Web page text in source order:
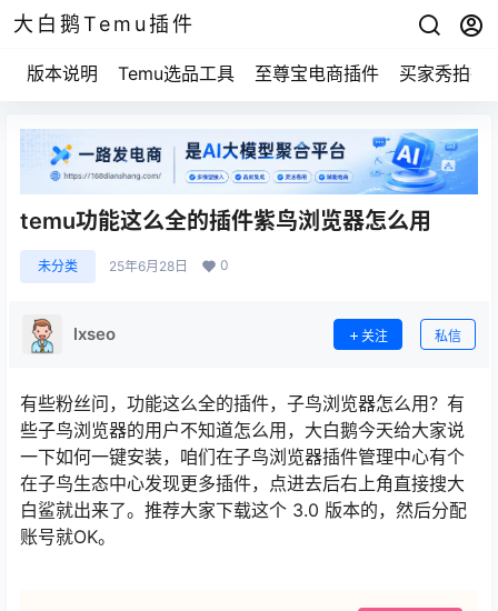
大白鹅Temu插件
版本说明 Temu选品工具 至尊宝电商插件 买家秀拍摄
temu功能这么全的插件紫鸟浏览器怎么用
未分类 25年6月28日 0
lxseo 关注 私信
有些粉丝问，功能这么全的插件，子鸟浏览器怎么用？有
些子鸟浏览器的用户不知道怎么用，大白鹅今天给大家说
一下如何一键安装，咱们在子鸟浏览器插件管理中心有个
在子鸟生态中心发现更多插件，点进去后右上角直接搜大
白鲨就出来了。推荐大家下载这个 3.0 版本的，然后分配
账号就OK。